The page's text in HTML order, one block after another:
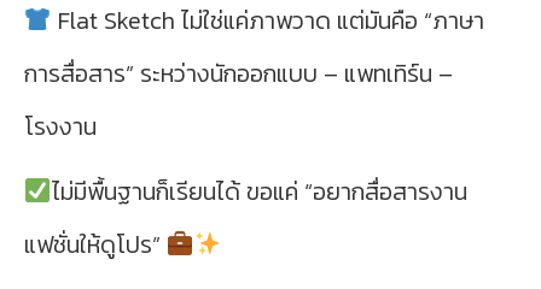
Flat Sketch ไม่ใช่แค่ภาพวาด แต่มันคือ “ภาษา
การสื่อสาร” ระหว่างนักออกแบบ – แพทเทิร์น –
โรงงาน
ไม่มีพื้นฐานก็เรียนได้ ขอแค่ “อยากสื่อสารงาน
แฟชั่นให้ดูโปร”